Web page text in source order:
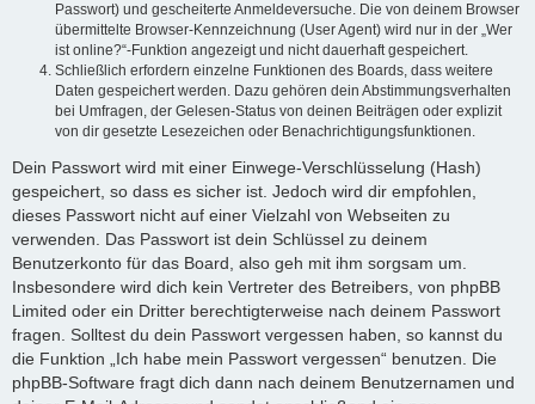
Passwort) und gescheiterte Anmeldeversuche. Die von deinem Browser
übermittelte Browser-Kennzeichnung (User Agent) wird nur in der „Wer
ist online?“-Funktion angezeigt und nicht dauerhaft gespeichert.
Schließlich erfordern einzelne Funktionen des Boards, dass weitere
Daten gespeichert werden. Dazu gehören dein Abstimmungsverhalten
bei Umfragen, der Gelesen-Status von deinen Beiträgen oder explizit
von dir gesetzte Lesezeichen oder Benachrichtigungsfunktionen.
Dein Passwort wird mit einer Einwege-Verschlüsselung (Hash)
gespeichert, so dass es sicher ist. Jedoch wird dir empfohlen,
dieses Passwort nicht auf einer Vielzahl von Webseiten zu
verwenden. Das Passwort ist dein Schlüssel zu deinem
Benutzerkonto für das Board, also geh mit ihm sorgsam um.
Insbesondere wird dich kein Vertreter des Betreibers, von phpBB
Limited oder ein Dritter berechtigterweise nach deinem Passwort
fragen. Solltest du dein Passwort vergessen haben, so kannst du
die Funktion „Ich habe mein Passwort vergessen“ benutzen. Die
phpBB-Software fragt dich dann nach deinem Benutzernamen und